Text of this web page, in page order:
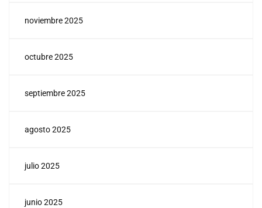
noviembre 2025
octubre 2025
septiembre 2025
agosto 2025
julio 2025
junio 2025